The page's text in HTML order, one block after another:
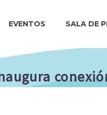
EVENTOS SALA DE